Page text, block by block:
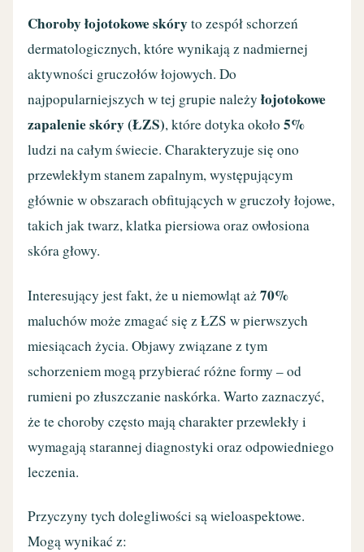
Choroby łojotokowe skóryto zespół schorzeń
dermatologicznych, które wynikają z nadmiernej
aktywności gruczołów łojowych. Do
najpopularniejszych w tej grupie należyłojotokowe
zapalenie skóry (ŁZS), które dotyka około5%
ludzi na całym świecie. Charakteryzuje się ono
przewlekłym stanem zapalnym, występującym
głównie w obszarach obfitujących w gruczoły łojowe,
takich jak twarz, klatka piersiowa oraz owłosiona
skóra głowy.
Interesujący jest fakt, że u niemowląt aż70%
maluchów może zmagać się z ŁZS w pierwszych
miesiącach życia. Objawy związane z tym
schorzeniem mogą przybierać różne formy – od
rumieni po złuszczanie naskórka. Warto zaznaczyć,
że te choroby często mają charakter przewlekły i
wymagają starannej diagnostyki oraz odpowiedniego
leczenia.
Przyczyny tych dolegliwości są wieloaspektowe.
Mogą wynikać z: